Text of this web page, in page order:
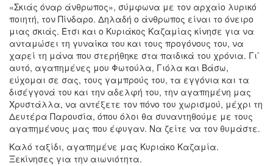
«Σκιάς όναρ άνθρωπος», σύμφωνα με τον αρχαίο λυρικό
ποιητή, τον Πίνδαρο. Δηλαδή ο άνθρωπος είναι το όνειρο
μιας σκιάς. Έτσι και ο Κυριάκος Καζαμίας κίνησε για να
ανταμώσει τη γυναίκα του και τους προγόνους του, να
χαρεί τη μάνα που στερήθηκε στα παιδικά του χρόνια. Γι’
αυτό, αγαπημένες μου Φωτούλα, Γιόλα και Βάσω,
εύχομαι σε σας, τους γαμπρούς του, τα εγγόνια και τα
δισέγγονά του και την αδελφή του, την αγαπημένη μας
Χρυστάλλα, να αντέξετε τον πόνο του χωρισμού, μέχρι τη
Δευτέρα Παρουσία, όπου όλοι θα συναντηθούμε με τους
αγαπημένους μας που έφυγαν. Να ζείτε να τον θυμάστε.
Καλό ταξίδι, αγαπημένε μας Κυριάκο Καζαμία.
Ξεκίνησες για την αιωνιότητα.